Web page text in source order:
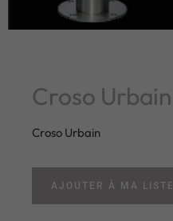
Croso Urbain
Croso Urbain
AJOUTER À MA LISTE